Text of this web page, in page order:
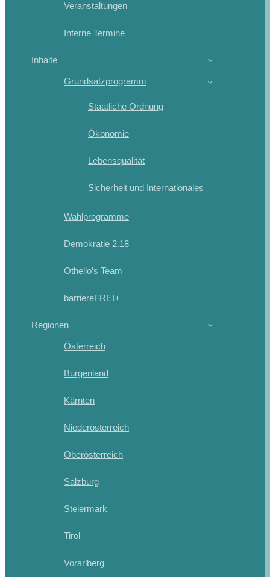
Veranstaltungen
Interne Termine
Inhalte
Grundsatzprogramm
Staatliche Ordnung
Ökonomie
Lebensqualität
Sicherheit und Internationales
Wahlprogramme
Demokratie 2.18
Othello’s Team
barriereFREI+
Regionen
Österreich
Burgenland
Kärnten
Niederösterreich
Oberösterreich
Salzburg
Steiermark
Tirol
Vorarlberg